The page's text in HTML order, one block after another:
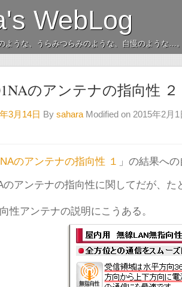
WebLog
ような、うらみつらみのような、自慢のような…
のアンテナの指向性 ２
3月14日 By sahara Modified on 2015年2月1
のアンテナの指向性 １ 」の結果へ
のアンテナの指向性に関してだが、
性アンテナの説明にこうある。